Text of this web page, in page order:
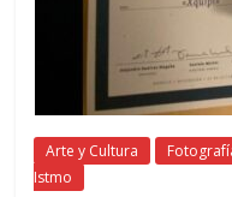
Arte y Cultura
Istmo